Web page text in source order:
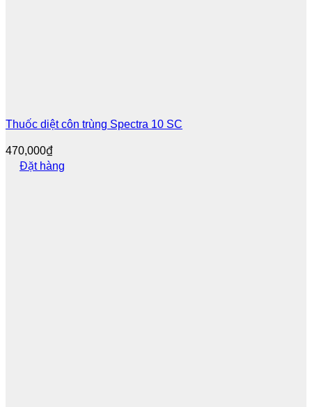
Thuốc diệt côn trùng Spectra 10 SC
470,000₫
Đặt hàng